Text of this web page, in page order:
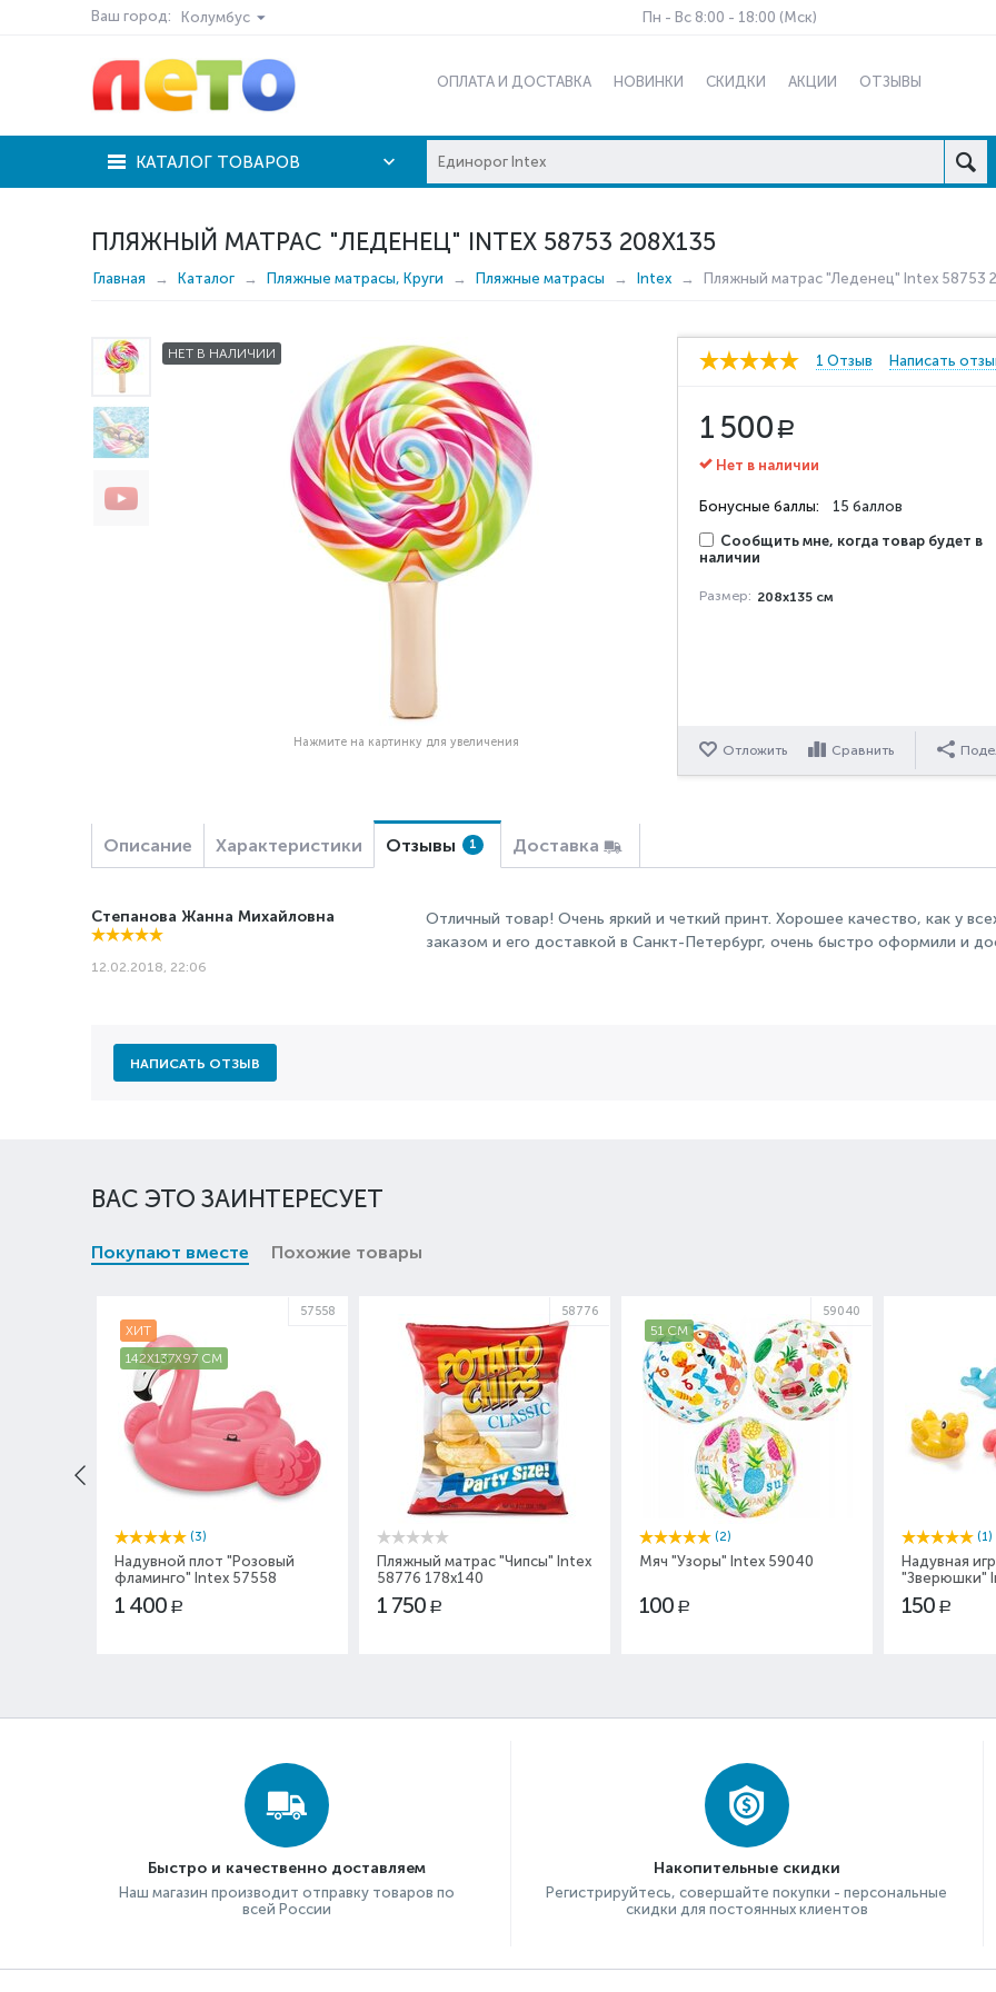
Ваш город: Колумбус Пн - Вс 8:00 - 18:00 (Мск)
ОПЛАТА И ДОСТАВКА НОВИНКИ СКИДКИ АКЦИИ ОТЗЫВЫ
КАТАЛОГ ТОВАРОВ
ПЛЯЖНЫЙ МАТРАС "ЛЕДЕНЕЦ" INTEX 58753 208X135
Главная Каталог Пляжные матрасы, Круги Пляжные матрасы Intex Пляжный матрас "Леденец" Intex 58753
НЕТ В НАЛИЧИИ
Нажмите на картинку для увеличения
1 Отзыв Написать
1 500 Р
Нет в наличии
Бонусные баллы: 15 баллов
Сообщить мне, когда товар будет в
наличии
Размер: 208x135 см
Отложить Сравнить
Описание Характеристики Отзывы 1 Доставка
Степанова Жанна Михайловна
12.02.2018, 22:06
Отличный товар! Очень яркий и четкий принт. Хорошее качество, как у
заказом и его доставкой в Санкт-Петербург, очень быстро оформили и
НАПИСАТЬ ОТЗЫВ
ВАС ЭТО ЗАИНТЕРЕСУЕТ
Покупают вместе Похожие товары
ХИТ
142X137X97 СМ
57558
(3)
Надувной плот "Розовый
фламинго" Intex 57558
1 400 Р
58776
Пляжный матрас "Чипсы" Intex
58776 178x140
1 750 Р
51 СМ
59040
(2)
Мяч "Узоры" Intex 59040
100 Р
(1)
Надувная
"Зверюшки"
150 Р
Быстро и качественно доставляем
Наш магазин производит отправку товаров по
всей России
Накопительные скидки
Регистрируйтесь, совершайте покупки - персональные
скидки для постоянных клиентов